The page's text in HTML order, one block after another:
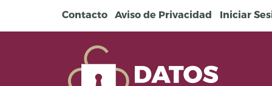
Contacto Aviso de Privacidad Iniciar